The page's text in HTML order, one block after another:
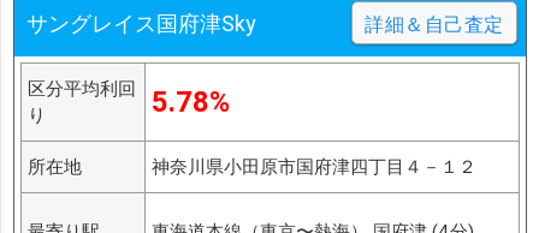
サングレイス国府津Sky 詳細＆自己査定
区分平均利回
り
5.78%
所在地 神奈川県小田原市国府津四丁目４－１２